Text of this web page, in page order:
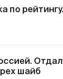
по
Отдал
шайб